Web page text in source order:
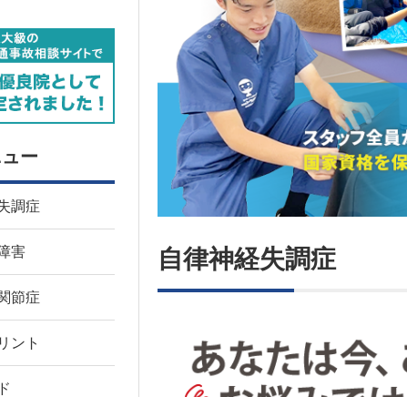
自律神経失調症
ー
調症
害
節症
ント